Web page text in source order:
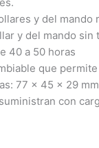
y del mando
y del mando
40 a 50 horas
que
77 x 45 x 29
con